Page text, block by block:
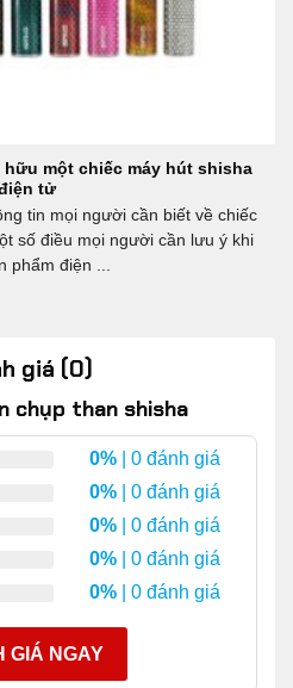
một chiếc máy hút shisha
tử
tin mọi người cần biết về chiếc
số điều mọi người cần lưu ý khi
phẩm điện ...
giá (0)
chụp than shisha
0% | 0 đánh giá
0% | 0 đánh giá
0% | 0 đánh giá
0% | 0 đánh giá
0% | 0 đánh giá
GIÁ NGAY